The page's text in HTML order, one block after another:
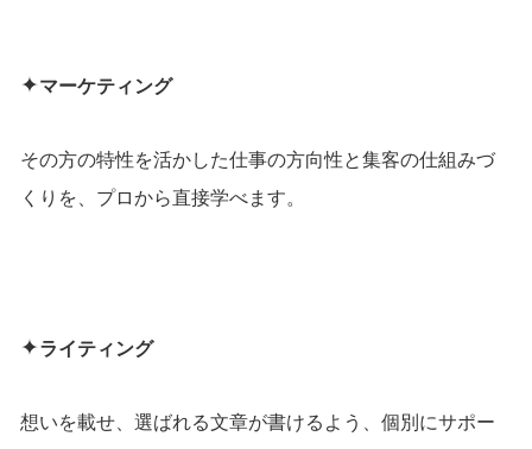
✦マーケティング
その方の特性を活かした仕事の方向性と集客の仕組みづ
くりを、プロから直接学べます。
✦ライティング
想いを載せ、選ばれる文章が書けるよう、個別にサポー